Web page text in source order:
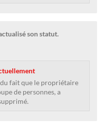
son statut.
fait que le propriétaire
de personnes, a